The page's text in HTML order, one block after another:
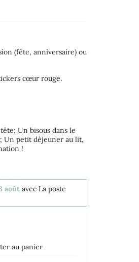
(fête, anniversaire) ou
cœur rouge.
Un bisous dans le
Un petit déjeuner au lit,
!
août avec La poste
au panier